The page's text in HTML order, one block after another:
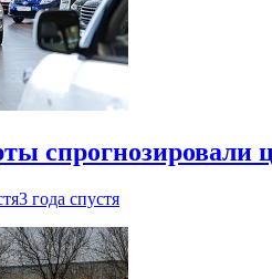
спрогнозировали
3 года спустя